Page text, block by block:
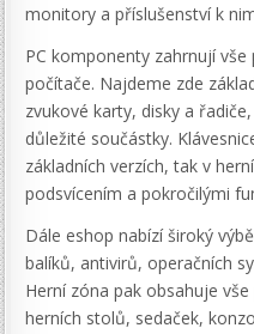
monitory a příslušenství k
PC komponenty zahrnují
počítače. Najdeme zde
zvukové karty, disky a
důležité součástky.
základních verzích, tak v
podsvícením a pokročilými
Dále eshop nabízí široký
balíků, antivirů, operačních
Herní zóna pak obsahuje
herních stolů, sedaček,